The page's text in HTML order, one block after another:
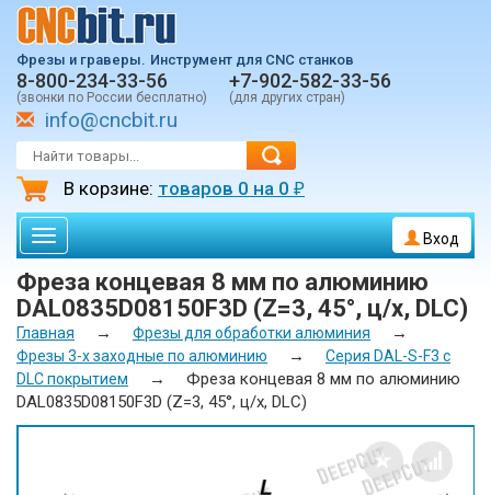
Фрезы и граверы. Инструмент для CNC станков
8-800-234-33-56
(звонки по России бесплатно)
+7-902-582-33-56
(для других стран)
info@cncbit.ru
В корзине: товаров 0 на 0 ₽
Toggle
navigation
Вход
Фреза концевая 8 мм по алюминию
DAL0835D08150F3D (Z=3, 45°, ц/х, DLC)
Главная → Фрезы для обработки алюминия →
Фрезы 3-х заходные по алюминию →
Серия DAL-S-F3 c
DLC покрытием
→
Фреза концевая 8 мм по алюминию
DAL0835D08150F3D (Z=3, 45°, ц/х, DLC)